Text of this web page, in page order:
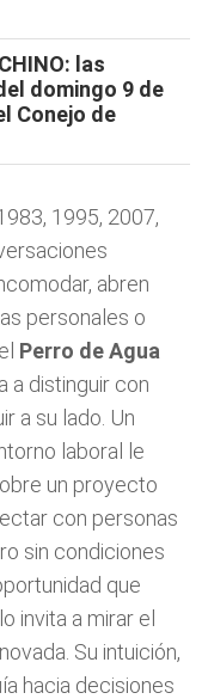
las
domingo 9 de
Conejo de
1995, 2007,
abren
personales o
Perro de Agua
a distinguir con
a su lado. Un
laboral le
un proyecto
con personas
sin condiciones
que
invita a mirar el
Su intuición,
hacia decisiones